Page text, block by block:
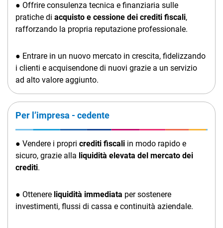
● Offrire consulenza tecnica e finanziaria sulle
pratiche di acquisto e cessione dei crediti fiscali,
rafforzando la propria reputazione professionale.
● Entrare in un nuovo mercato in crescita, fidelizzando
i clienti e acquisendone di nuovi grazie a un servizio
ad alto valore aggiunto.
Per l’impresa - cedente
● Vendere i propri crediti fiscali in modo rapido e
sicuro, grazie alla liquidità elevata del mercato dei
crediti.
● Ottenere liquidità immediata per sostenere
investimenti, flussi di cassa e continuità aziendale.